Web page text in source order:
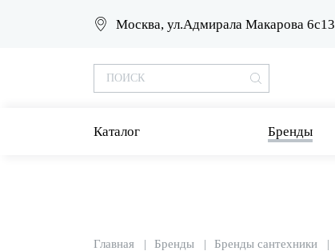
Москва, ул.Адмирала Макарова 6с13
Каталог Бренды
Главная Бренды Бренды сантехники